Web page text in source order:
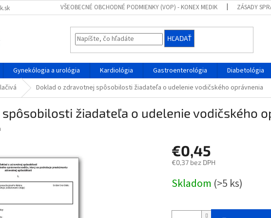
VŠEOBECNÉ OBCHODNÉ PODMIENKY (VOP) - KONEX MEDIK ZÁSADY
HĽADAŤ
Gynekólogia a urológia Kardiológia Gastroenterológia Diabetológia
Doklad o zdravotnej spôsobilosti žiadateľa o udelenie vodičského oprávnenia
žiadateľa o udelenie vodičského
€0,45
€0,37 bez DPH
cena:
Skladom (>5 ks)